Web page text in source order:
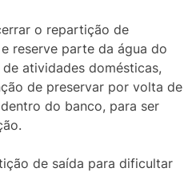
o repartição de
reserve parte da água do
atividades domésticas,
de preservar por volta de
do banco, para ser
de saída para dificultar